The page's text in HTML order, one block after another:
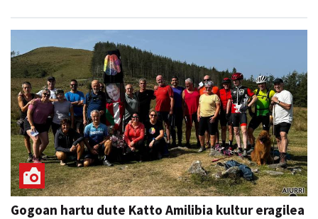
Gogoan hartu dute Katto Amilibia kultur eragilea